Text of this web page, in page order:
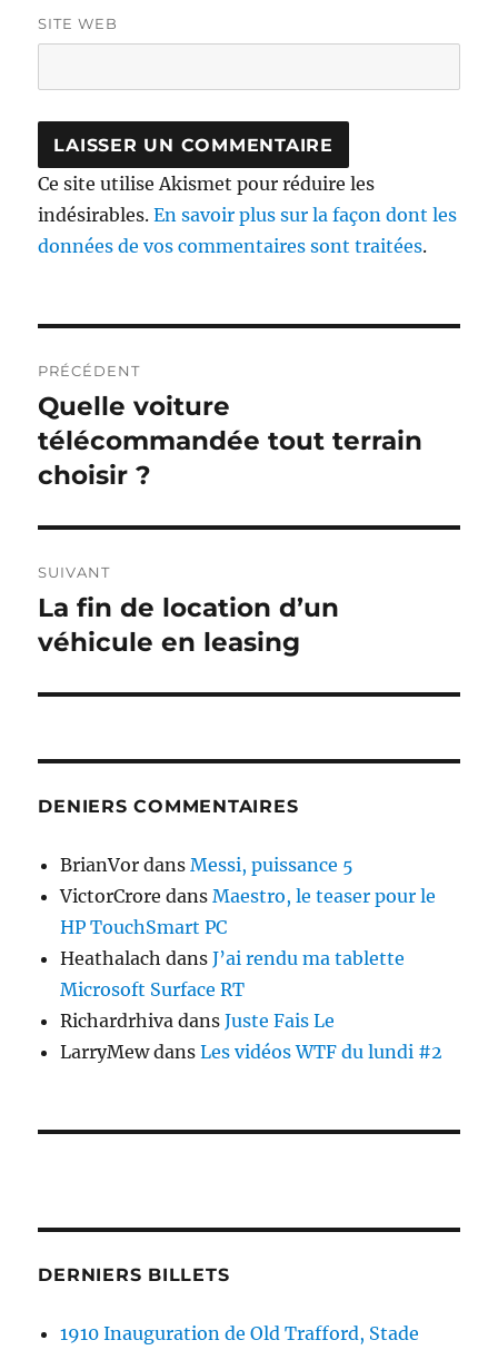
SITE WEB
Ce site utilise Akismet pour réduire les
indésirables.En savoir plus sur la façon dont les
données de vos commentaires sont traitées.
de
l’article
PRÉCÉDENT
Publication
précédente :
Quelle voiture
télécommandée tout terrain
choisir ?
SUIVANT
Publication
suivante :
La fin de location d’un
véhicule en leasing
DENIERS COMMENTAIRES
BrianVor dansMessi, puissance 5
VictorCrore dansMaestro, le teaser pour le
HP TouchSmart PC
Heathalach dansJ’ai rendu ma tablette
Microsoft Surface RT
Richardrhiva dansJuste Fais Le
LarryMewdansLes vidéos WTF du lundi #2
DERNIERS BILLETS
1910 Inauguration de Old Trafford, Stade